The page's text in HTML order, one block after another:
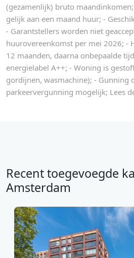
(gezamenlijk) bruto
gelijk aan een maand huur; -
- Garantstellers worden niet
huurovereenkomst per mei 2026; -
12 maanden, daarna onbepaalde
energielabel A++; - Woning is
gordijnen, wasmachine); - Gunning
parkeervergunning mogelijk; Lees
Recent toegevoegde
Amsterdam